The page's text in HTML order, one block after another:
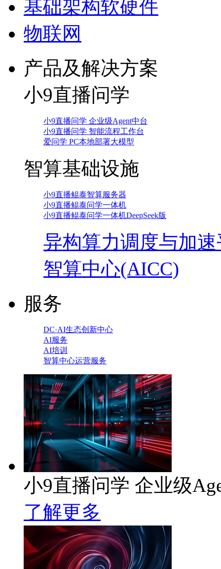
基础架构软硬件
物联网
产品及解决方案
小9直播问学
小9直播问学 企业级Agent中台
小9直播问学 智能流程工作台
爱问学 PC本地部署大模型
智算基础设施
小9直播鲲泰智算服务器
小9直播鲲泰问学一体机
小9直播鲲泰问学一体机DeepSeek版
异构算力调度与加
智算中心(AICC)
服务
DC·AI生态创新中心
AI服务
AI培训
智算中心运营服务
小9直播问学 企业级
了解更多